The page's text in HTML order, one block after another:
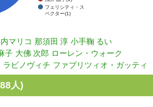
フェリシティ・ス
ペクター(1)
マリコ 那須田 淳 小手鞠 るい
子 大佛 次郎 ローレン・ウォーク
ラビノヴィチ ファブリツィオ・ガッティ
人)